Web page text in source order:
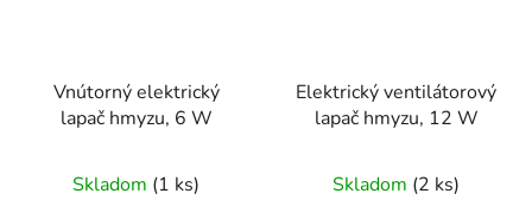
Vnútorný elektrický
lapač hmyzu, 6 W
Skladom (1 ks)
Elektrický ventilátorový
lapač hmyzu, 12 W
Skladom (2 ks)